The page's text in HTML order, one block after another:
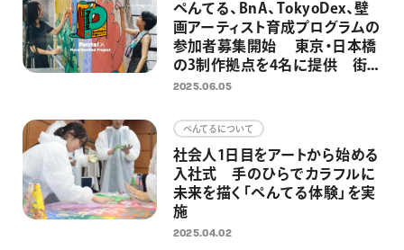
ぺんてる、BnA、TokyoDex、壁
画アーティスト育成プログラムの
参加者募集開始 東京・日本橋
の3制作拠点を4名に提供 街と
人をアートでつなぎ、アートを日
2025.06.05
ぺんてるについて
社会人1日目をアートから始める
入社式 手のひらでカラフルに
未来を描く「ぺんてる体験」を実
施
2025.04.02